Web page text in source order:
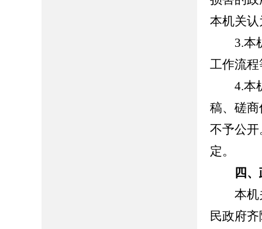
本机关
3.本机
工作流
4.本机
稿、磋
不予公
定。
四、政
本机关
民政府